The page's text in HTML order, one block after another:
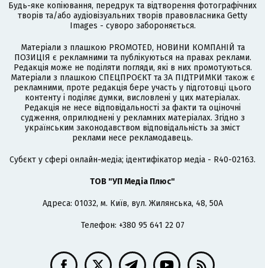
Будь-яке копіювання, передрук та відтворення фотографічних
творів та/або аудіовізуальних творів правовласника Getty
Images - суворо забороняється.
Матеріали з плашкою PROMOTED, НОВИНИ КОМПАНІЙ та
ПОЗИЦІЯ є рекламними та публікуються на правах реклами.
Редакція може не поділяти погляди, які в них промотуються.
Матеріали з плашкою СПЕЦПРОЄКТ та ЗА ПІДТРИМКИ також є
рекламними, проте редакція бере участь у підготовці цього
контенту і поділяє думки, висловлені у цих матеріалах.
Редакція не несе відповідальності за факти та оціночні
судження, оприлюднені у рекламних матеріалах. Згідно з
українським законодавством відповідальність за зміст
реклами несе рекламодавець.
Cубєкт у сфері онлайн-медіа; ідентифікатор медіа - R40-02163.
ТОВ "УП Медіа Плюс"
Адреса: 01032, м. Київ, вул. Жилянська, 48, 50А
Телефон: +380 95 641 22 07